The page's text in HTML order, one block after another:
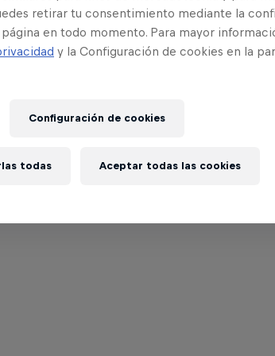
retirar tu consentimiento mediante la
en todo momento. Para mayor
y la Configuración de cookies en la
Configuración de cookies
todas Aceptar todas las cookies